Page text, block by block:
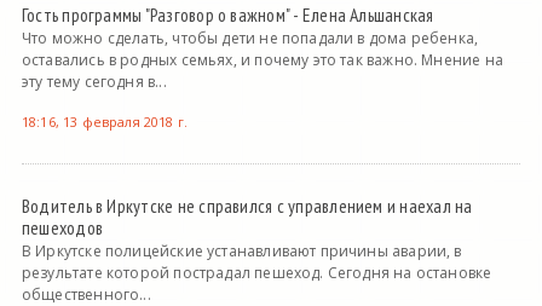
Гость программы "Разговор о важном" - Елена Альшанская
Что можно сделать, чтобы дети не попадали в дома ребенка,
оставались в родных семьях, и почему это так важно. Мнение на
эту тему сегодня в...
18:16, 13 февраля 2018 г.
Водитель в Иркутске не справился с управлением и наехал на
пешеходов
В Иркутске полицейские устанавливают причины аварии, в
результате которой пострадал пешеход. Сегодня на остановке
общественного...